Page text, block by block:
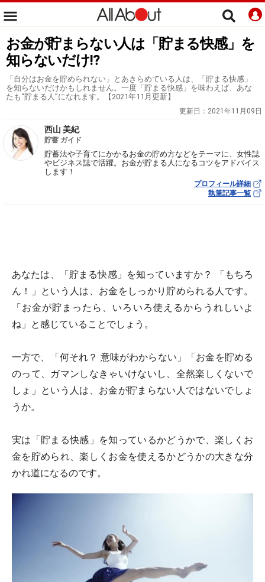
お金が貯まらない人は「貯まる快感」を
知らないだけ!?
「自分はお金を貯められない」とあきらめている人は、「貯まる快感」
を知らないだけかもしれません。一度「貯まる快感」を味わえば、あな
たも“貯まる人”になれます。【2021年11月更新】
更新日： 2021年11月09日
西山 美紀
貯蓄 ガイド
貯蓄法や子育てにかかるお金の貯め方などをテーマに、女性誌
やビジネス誌で活躍。お金が貯まる人になるコツをアドバイス
します！
プロフィール詳細
執筆記事一覧
あなたは、「貯まる快感」を知っていますか？ 「もちろ
ん！」という人は、お金をしっかり貯められる人です。
「お金が貯まったら、いろいろ使えるからうれしいよ
ね」と感じていることでしょう。
一方で、「何それ？ 意味がわからない」「お金を貯める
のって、ガマンしなきゃいけないし、全然楽しくないで
しょ」という人は、お金が貯まらない人ではないでしょ
うか。
実は「貯まる快感」を知っているかどうかで、楽しくお
金を貯められ、楽しくお金を使えるかどうかの大きな分
かれ道になるのです。